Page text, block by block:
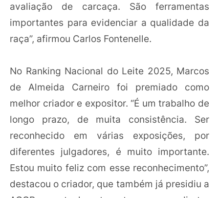
avaliação de carcaça. São ferramentas
importantes para evidenciar a qualidade da
raça”, afirmou Carlos Fontenelle.
No Ranking Nacional do Leite 2025, Marcos
de Almeida Carneiro foi premiado como
melhor criador e expositor. “É um trabalho de
longo prazo, de muita consistência. Ser
reconhecido em várias exposições, por
diferentes julgadores, é muito importante.
Estou muito feliz com esse reconhecimento”,
destacou o criador, que também já presidiu a